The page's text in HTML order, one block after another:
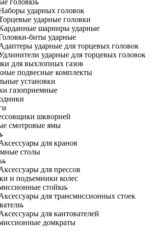
головки
ударных головок
ударные головки
шарниры ударные
биты ударные
ударные для торцевых головок
ударные для торцевых головок
для выхлопных газов
подвесные комплекты
установки
газоприемные
шкворней
смотровые ямы
для кранов
столы
для прессов
и подъемники колес
стойки
для трансмиссионных стоек
для кантователей
домкраты